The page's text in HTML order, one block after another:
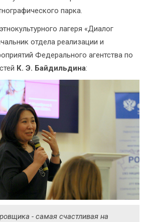
парка.
лагеря «Диалог
отдела реализации и
Федерального агентства по
К. Э. Байдильдина:
- самая счастливая на